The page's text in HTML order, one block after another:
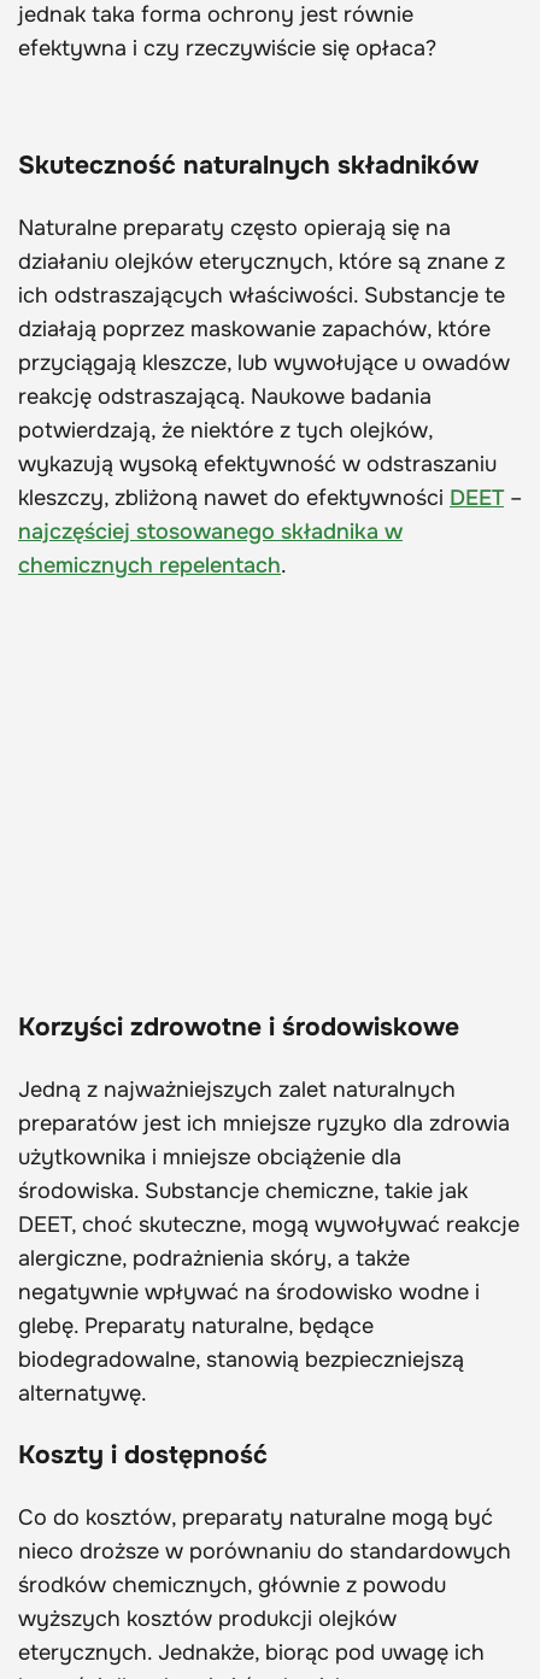
jednak taka forma ochrony jest równie
efektywna i czy rzeczywiście się opłaca?
Skuteczność naturalnych składników
Naturalne preparaty często opierają się na
działaniu olejków eterycznych, które są znane z
ich odstraszających właściwości. Substancje te
działają poprzez maskowanie zapachów, które
przyciągają kleszcze, lub wywołujące u owadów
reakcję odstraszającą. Naukowe badania
potwierdzają, że niektóre z tych olejków,
wykazują wysoką efektywność w odstraszaniu
kleszczy, zbliżoną nawet do efektywności DEET–
najczęściej stosowanego składnika w
chemicznych repelentach.
Korzyści zdrowotne i środowiskowe
Jedną z najważniejszych zalet naturalnych
preparatów jest ich mniejsze ryzyko dla zdrowia
użytkownika i mniejsze obciążenie dla
środowiska. Substancje chemiczne, takie jak
DEET, choć skuteczne, mogą wywoływać reakcje
alergiczne, podrażnienia skóry, a także
negatywnie wpływać na środowisko wodne i
glebę. Preparaty naturalne, będące
biodegradowalne, stanowią bezpieczniejszą
alternatywę.
Koszty i dostępność
Co do kosztów, preparaty naturalne mogą być
nieco droższe w porównaniu do standardowych
środków chemicznych, głównie z powodu
wyższych kosztów produkcji olejków
eterycznych. Jednakże, biorąc pod uwagę ich